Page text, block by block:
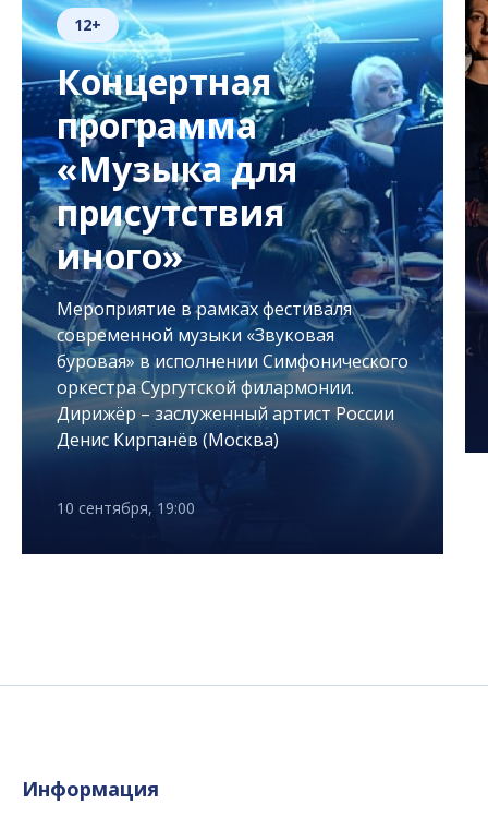
12+
Концертная
программа
«Музыка для
присутствия
иного»
Мероприятие в рамках фестиваля
современной музыки «Звуковая
буровая» в исполнении Симфонического
оркестра Сургутской филармонии.
Дирижёр – заслуженный артист России
Денис Кирпанёв (Москва)
10 сентября, 19:00
Информация